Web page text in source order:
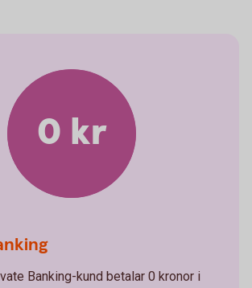
0 kr
Banking-kund betalar 0 kronor i